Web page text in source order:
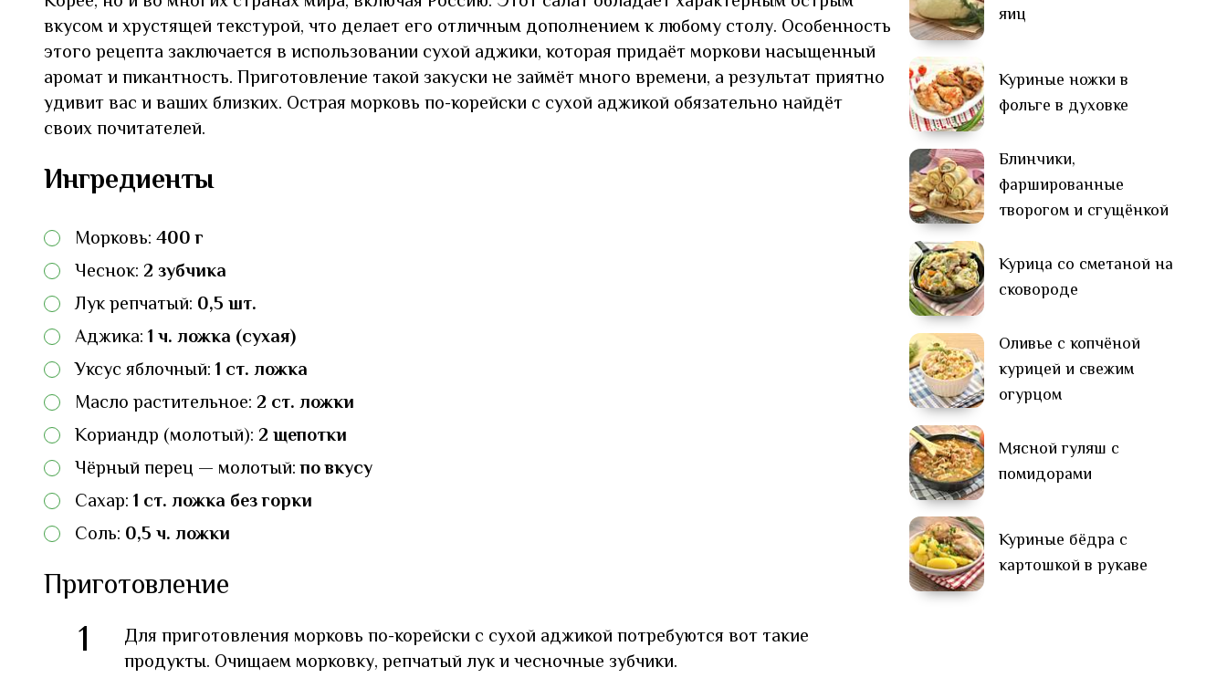
вкусом и хрустящей текстурой, что делает его отличным дополнением к любому столу. Особенность
этого рецепта заключается в использовании сухой аджики, которая придаёт моркови насыщенный
аромат и пикантность. Приготовление такой закуски не займёт много времени, а результат приятно
удивит вас и ваших близких. Острая морковь по-корейски с сухой аджикой обязательно найдёт
своих почитателей.
Ингредиенты
Морковь:400 г
Чеснок: 2 зубчика
Лук репчатый: 0,5 шт.
Аджика:1 ч. ложка (сухая)
Уксус яблочный:1 ст. ложка
Масло растительное: 2 ст. ложки
Кориандр (молотый): 2 щепотки
Чёрный перец — молотый:по вкусу
Сахар:1 ст. ложка без горки
Соль: 0,5 ч. ложки
Приготовление
1
Для приготовления морковь по-корейски с сухой аджикой потребуются вот такие
продукты. Очищаем морковку, репчатый лук и чесночные зубчики.
яиц
Куриные ножки в
фольге в духовке
Блинчики,
фаршированные
творогом и сгущёнкой
Курица со сметаной на
сковороде
Оливье с копчёной
курицей и свежим
огурцом
Мясной гуляш с
помидорами
Куриные бёдра с
картошкой в рукаве